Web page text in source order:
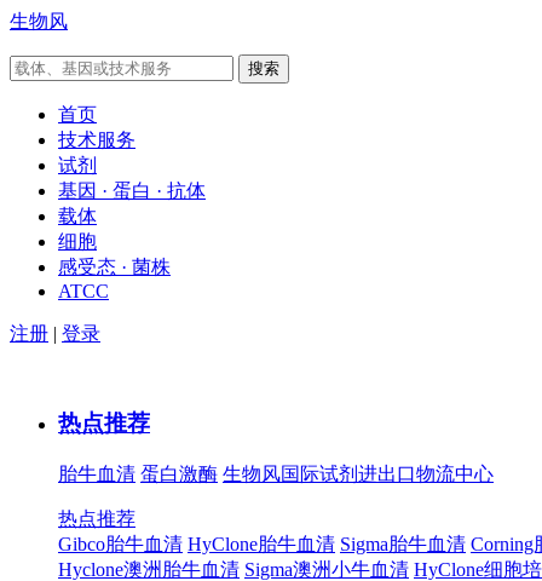
生物风
首页
技术服务
试剂
基因 · 蛋白 · 抗体
载体
细胞
感受态 · 菌株
ATCC
注册 | 登录
热点推荐
胎牛血清 蛋白激酶 生物风国际试剂进出口物流中心
热点推荐
Gibco胎牛血清 HyClone胎牛血清 Sigma胎牛血清 Corning
Hyclone澳洲胎牛血清 Sigma澳洲小牛血清 HyClone细胞